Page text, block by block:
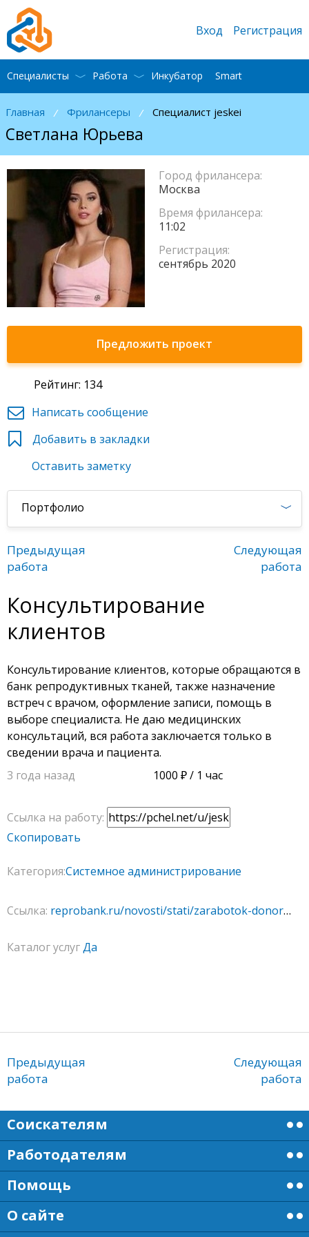
Главная / Фрилансеры / Специалист jeskei
Светлана Юрьева
Город фрилансера:
Москва
Время фрилансера:
11:02
Регистрация:
сентябрь 2020
Предложить проект
Рейтинг: 134
Написать сообщение
Добавить в закладки
Оставить заметку
Портфолио
Предыдущая
работа
Следующая
работа
Консультирование
клиентов
Консультирование клиентов, которые обращаются в
банк репродуктивных тканей, также назначение
встреч с врачом, оформление записи, помощь в
выборе специалиста. Не даю медицинских
консультаций, вся работа заключается только в
сведении врача и пациента.
3 года назад
1000 / 1 час
Ссылка на работу:
Скопировать
Категория:Системное администрирование
Ссылка: reprobank.ru/novosti/stati/zarabotok-donor-spermy
Каталог услугДа
Предыдущая
работа
Следующая
работа
Вход Регистрация
Специалисты Работа Инкубатор Smart
Соискателям
Работодателям
Помощь
О сайте